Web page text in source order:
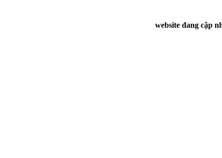
website đang cập